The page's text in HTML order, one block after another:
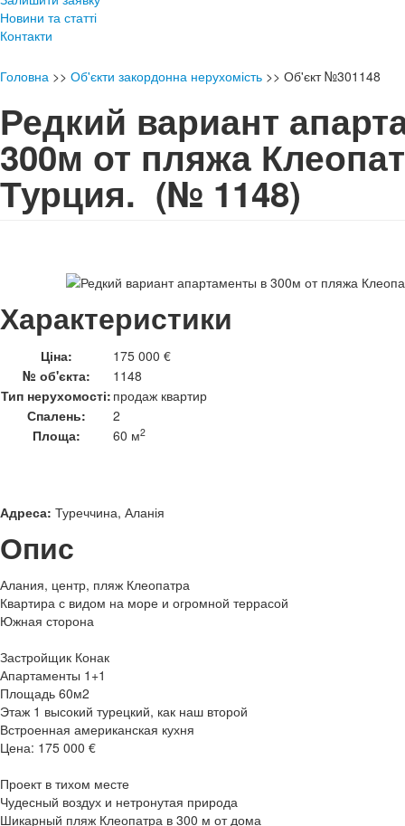
Новини та статті
Контакти
Головна >> Об'єкти закордонна нерухомість >> Об'єкт №301148
Редкий вариант
300м от пляжа
Турция. (№ 1148)
Характеристики
Ціна:
175 000 €
№ об'єкта:
1148
Тип нерухомості: продаж квартир
Спалень:
2
Площа:
60 м2
Адреса: Туреччина, Аланія
Опис
Алания, центр, пляж Клеопатра
Квартира с видом на море и огромной террасой
Южная сторона
Застройщик Конак
Апартаменты 1+1
Площадь 60м2
Этаж 1 высокий турецкий, как наш второй
Встроенная американская кухня
Цена: 175 000 €
Проект в тихом месте
Чудесный воздух и нетронутая природа
Шикарный пляж Клеопатра в 300 м от дома